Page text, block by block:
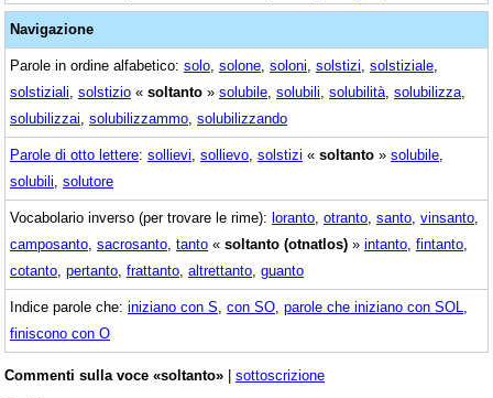
Navigazione
Parole in ordine alfabetico: solo solone soloni solstizi solstiziale
solstiziali solstizio « soltanto » solubile solubili solubilità solubilizza
solubilizzai solubilizzammo solubilizzando
Parole di otto lettere: sollievi sollievo solstizi « soltanto » solubile
solubili solutore
Vocabolario inverso (per trovare le rime): loranto otranto santo vinsanto
camposanto sacrosanto tanto « soltanto (otnatlos) » intanto fintanto
cotanto pertanto frattanto altrettanto guanto
Indice parole che: iniziano con S con SO parole che iniziano con SOL
finiscono con O
Commenti sulla voce «soltanto» | sottoscrizione